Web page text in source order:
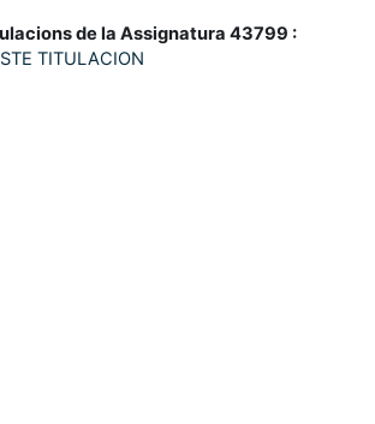
de la Assignatura 43799 :
TITULACION